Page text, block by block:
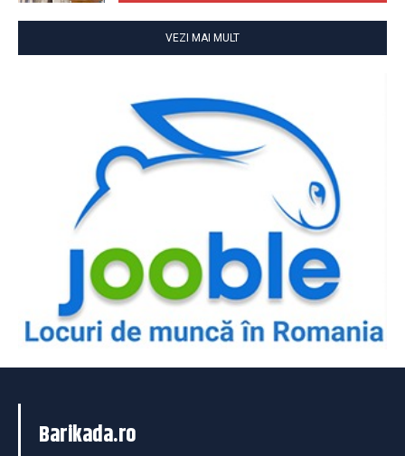
VEZI MAI MULT
Barikada.ro